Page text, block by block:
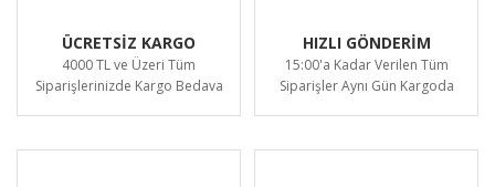
ÜCRETSİZ KARGO
4000 TL ve Üzeri Tüm
Siparişlerinizde Kargo Bedava
HIZLI GÖNDERİM
15:00'a Kadar Verilen Tüm
Siparişler Aynı Gün Kargoda